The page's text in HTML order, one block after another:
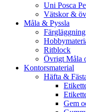
Uni Posca
Vätskor &
Måla & Pyssla
Färgläggning
Ritblock
Övrigt Måla
Kontorsmaterial
Häfta &
Gem